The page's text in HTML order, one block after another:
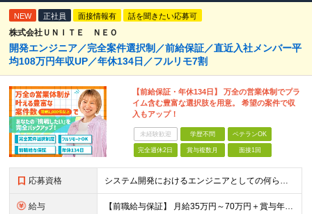
NEW 正社員 面接情報有 話を聞きたい応募可
株式会社ＵＮＩＴＥ ＮＥＯ
開発エンジニア／完全案件選択制／前給保証／直近入社メンバー平
均108万円年収UP／年休134日／フルリモ7割
【前給保証・年休134日】 万全の営業体制でプラ
イム含む豊富な選択肢を用意。 希望の案件で収
入もアップ！
未経験歓迎 学歴不問 ベテランOK
完全週休2日 賞与複数月 面接1回
応募資格 システム開発におけるエンジニアとしての何らかの実務経験（年数不問） ※要件定義、基本設計、詳細設計、製造、検証、運用保守 少しでも実務経験があれば、まずは気軽にエントリーしてみてください！ ／／／／
給与 【前職給与保証】 月給35万円～70万円＋賞与年2回＋各種手当 ※前職の給与・スキル・経験を考慮の上、決定いたします。 ※月給には固定残業代（月30時間分／5万円～10万円）を含みます。超過分は別途